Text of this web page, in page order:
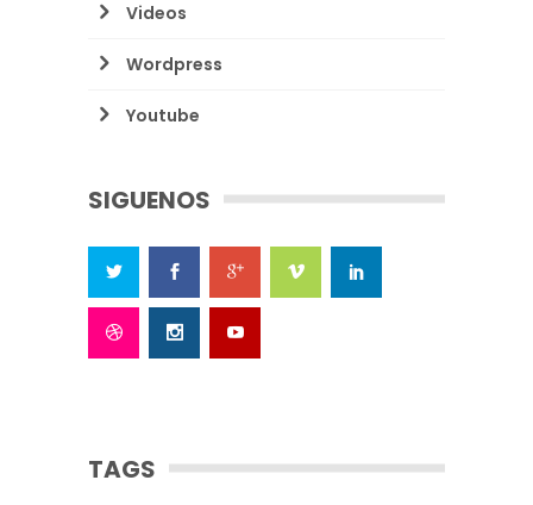
Videos
Wordpress
Youtube
SIGUENOS
TAGS